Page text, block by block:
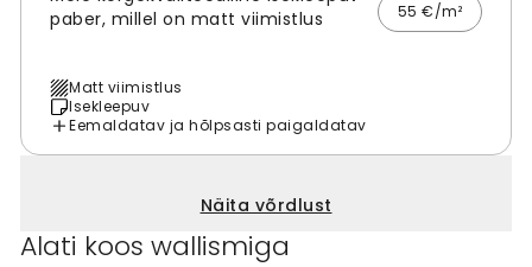
paber, millel on matt viimistlus
55 €/m²
Matt viimistlus
Isekleepuv
Eemaldatav ja hõlpsasti paigaldatav
Näita võrdlust
Alati koos wallismiga